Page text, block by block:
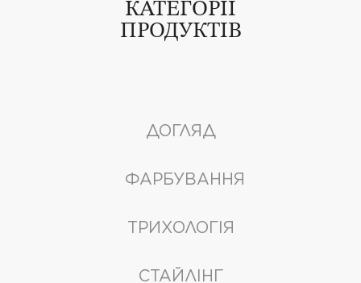
КАТЕГОРІЇ
ПРОДУКТІВ
ДОГЛЯД
ФАРБУВАННЯ
ТРИХОЛОГІЯ
СТАЙЛІНГ